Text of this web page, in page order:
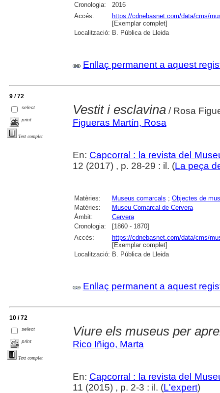
Cronologia:
2016
Accés:
https://cdnebasnet.com/data/cms/
[Exemplar complet]
Localització: B. Pública de Lleida
Enllaç permanent a aquest
9 / 72
select
print
Text complet
Vestit i esclavina/ Rosa
Figueras Martín, Rosa
En: Capcorral : la revista del
12 (2017) , p. 28-29 : il. (La peça
Matèries: Museus comarcals ; Objectes de
Matèries:
Museu Comarcal de Cervera
Àmbit:
Cervera
Cronologia:
[1860 - 1870]
Accés:
https://cdnebasnet.com/data/cms/
[Exemplar complet]
Localització: B. Pública de Lleida
Enllaç permanent a aquest
10 / 72
select
print
Text complet
Viure els museus per
Rico Iñigo, Marta
En: Capcorral : la revista del
11 (2015) , p. 2-3 : il. (L'expert)